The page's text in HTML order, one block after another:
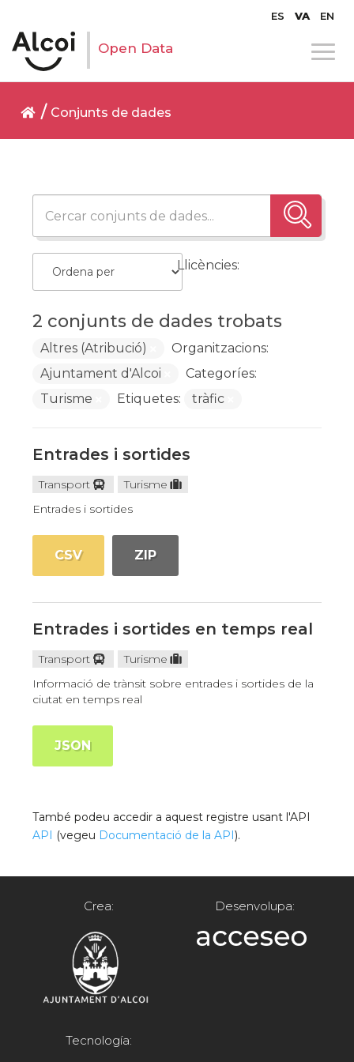
ES VA EN
Open Data
Conjunts de dades
2 conjunts de dades trobats
Llicències:
Altres (Atribució)
Organitzacions:
Ajuntament d'Alcoi
Categoríes:
Turisme
Etiquetes: tràfic
Entrades i sortides
Transport
Turisme
Entrades i sortides
CSV ZIP
Entrades i sortides en temps real
Transport
Turisme
Informació de trànsit sobre entrades i sortides de la
ciutat en temps real
JSON
També podeu accedir a aquest registre usant l'API
API (vegeu Documentació de la API).
Crea: Desenvolupa:
Tecnología: